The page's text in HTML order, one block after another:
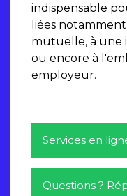
indispensable
liées
mutuelle, à une
ou encore à
employeur.
Services en
Questions ?